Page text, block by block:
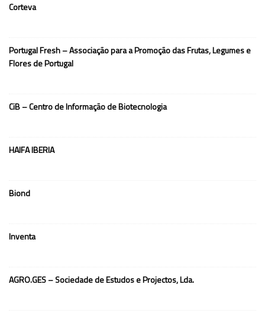
Corteva
Portugal Fresh – Associação para a Promoção das Frutas, Legumes e
Flores de Portugal
CiB – Centro de Informação de Biotecnologia
HAIFA IBERIA
Biond
Inventa
AGRO.GES – Sociedade de Estudos e Projectos, Lda.